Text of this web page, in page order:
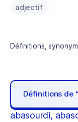
adjectif
Définitions,
Définitions de
abasourdi,